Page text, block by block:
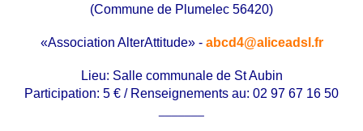
(Commune de Plumelec 56420)
«Association AlterAttitude» - abcd4@aliceadsl.fr
Lieu: Salle communale de St Aubin
Participation: 5 € / Renseignements au: 02 97 67 16 50